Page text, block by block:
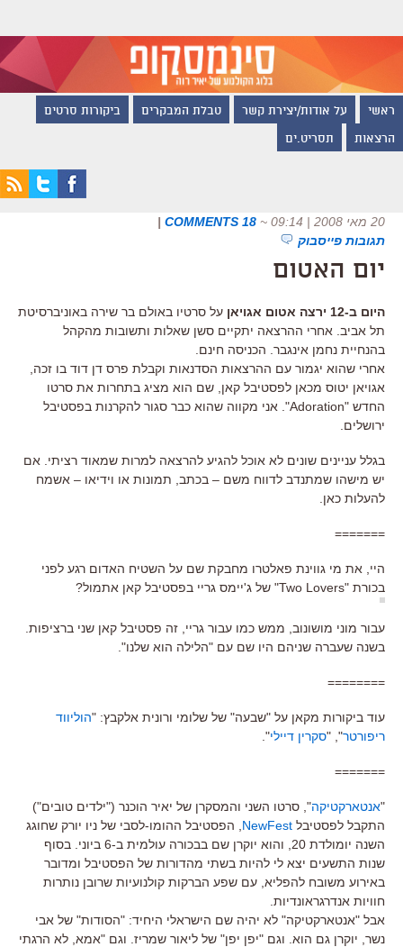
ראשי על אודות/יצירת קשר טבלת המבקרים ביקורות סרטים
הרצאות תסריט.ים
20 מאי 2008 | 09:14 ~
18 COMMENTS
|
תגובות פייסבוק
יום האטום
היום ב-12 ירצה אטום אגויאן
על סרטיו באולם בר שירה באוניברסיטת
תל אביב. אחרי ההרצאה יתקיים סשן שאלות ותשובות מהקהל
בהנחיית נחמן אינגבר. הכניסה חינם.
אחרי שהוא יגמור עם ההרצאות הסדנאות וקבלת פרס דן דוד בו זכה,
אגויאן יטוס מכאן לפסטיבל קאן, שם הוא מציג בתחרות את סרטו
החדש "Adoration". אני מקווה שהוא כבר סגור להקרנות בפסטיבל
ירושלים.
בגלל עניינים שונים לא אוכל להגיע להרצאה למרות שמאוד רציתי. אם
יש מישהו שמתנדב לדווח משם – בכתב, תמונות או וידיאו – אשמח
להעלות כאן.
=======
היי, את מי גווינת פאלטרו מחבקת שם על השטיח האדום רגע לפני
בכורת "Two Lovers" של ג'יימס גריי בפסטיבל קאן אתמול?
עבור מוני מושונוב, ממש כמו עבור גריי, זה פסטיבל קאן שני ברציפות.
בשנה שעברה שניהם היו שם עם "הלילה הוא שלנו".
========
עוד ביקורות מקאן על "שבעה" של שלומי ורונית אלקבץ: "הוליווד
ריפורטר", "סקרין דיילי".
=======
"אנטארקטיקה", סרטו השני והמסקרן של יאיר הוכנר ("ילדים טובים")
התקבל לפסטיבל NewFest , הפסטיבל ההומו-לסבי של ניו יורק שחוגג
השנה יומולדת 20, והוא יוקרן שם בבכורה עולמית ב-6 ביוני. בסוף
שנות התשעים יצא לי להיות בשתי מהדורות של הפסטיבל ומדובר
באירוע משובח להפליא, עם שפע הברקות קולנועיות שרובן נותרות
חוויות אנדרגראונדיות.
אבל "אנטארקטיקה" לא יהיה שם הישראלי היחיד: "הסודות" של אבי
נשר, יוקרן גם הוא. וגם "יפן יפן" של ליאור שמריז. וגם "אמא, לא הרגתי